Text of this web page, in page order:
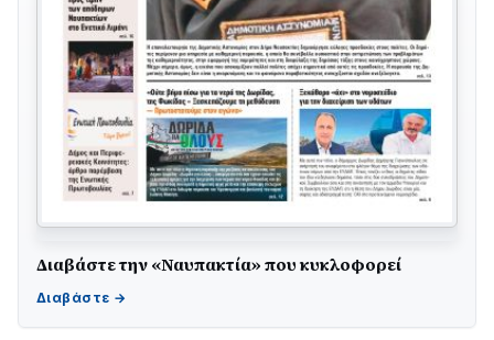
Διαβάστε την «Ναυπακτία» που κυκλοφορεί
Γιορτή της Τράτας 2026 | Ερατεινή Δωρίδας:
Παράδοση, Χορός & Γλέντι!
08/08 • 12:01